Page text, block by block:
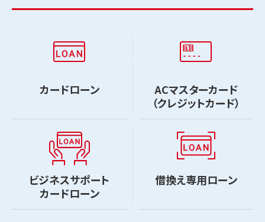
カードローン
ACマスターカード
（クレジットカード）
ビジネスサポート
カードローン
借換え専用ローン